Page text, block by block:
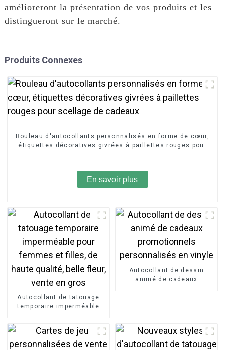
amélioreront la présentation de vos produits et les
distingueront sur le marché.
Produits Connexes
Rouleau d'autocollants personnalisés en forme de cœur,
étiquettes décoratives givrées à paillettes rouges pour
En savoir plus
Autocollant de tatouage
temporaire imperméable
vente en gros
Autocollant de dessin
animé de cadeaux